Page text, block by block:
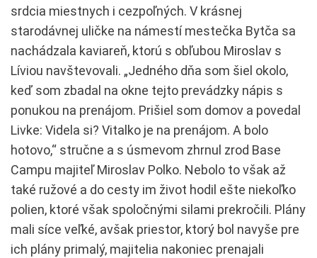
srdcia miestnych i cezpoľných. V krásnej
starodávnej uličke na námestí mestečka Bytča sa
nachádzala kaviareň, ktorú s obľubou Miroslav s
Líviou navštevovali. „Jedného dňa som šiel okolo,
keď som zbadal na okne tejto prevádzky nápis s
ponukou na prenájom. Prišiel som domov a povedal
Livke: Videla si? Vitalko je na prenájom. A bolo
hotovo,“ stručne a s úsmevom zhrnul zrod Base
Campu majiteľ Miroslav Polko. Nebolo to však až
také ružové a do cesty im život hodil ešte niekoľko
polien, ktoré však spoločnými silami prekročili. Plány
mali síce veľké, avšak priestor, ktorý bol navyše pre
ich plány primalý, majitelia nakoniec prenajali